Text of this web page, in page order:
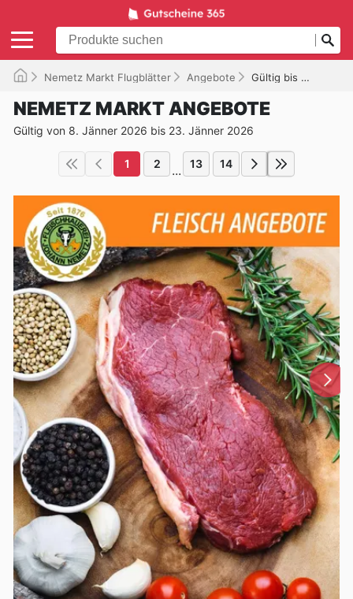
Nemetz Markt Flugblätter Angebote Gültig bis 23.01.2026
NEMETZ MARKT ANGEBOTE
Gültig von 8. Jänner 2026 bis 23. Jänner 2026
1 2 ... 13 14